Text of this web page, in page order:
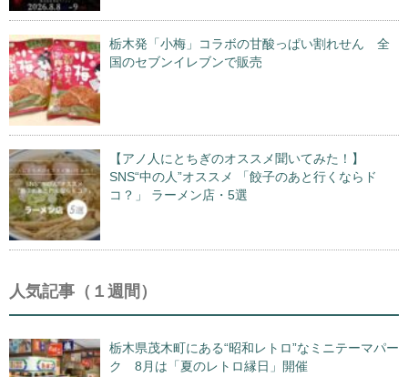
栃木発「小梅」コラボの甘酸っぱい割れせん 全
国のセブンイレブンで販売
【アノ人にとちぎのオススメ聞いてみた！】
SNS“中の人”オススメ 「餃子のあと行くならド
コ？」 ラーメン店・5選
人気記事（１週間）
栃木県茂木町にある“昭和レトロ”なミニテーマパー
ク 8月は「夏のレトロ縁日」開催